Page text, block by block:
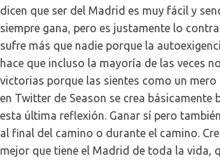
dicen que ser del Madrid es muy fácil y
siempre gana, pero es justamente lo
sufre más que nadie porque la
hace que incluso la mayoría de las veces
victorias porque las sientes como un mero
en Twitter de Season se crea básicamente
esta última reflexión. Ganar sí pero
al final del camino o durante el camino.
mejor que tiene el Madrid de toda la vida,